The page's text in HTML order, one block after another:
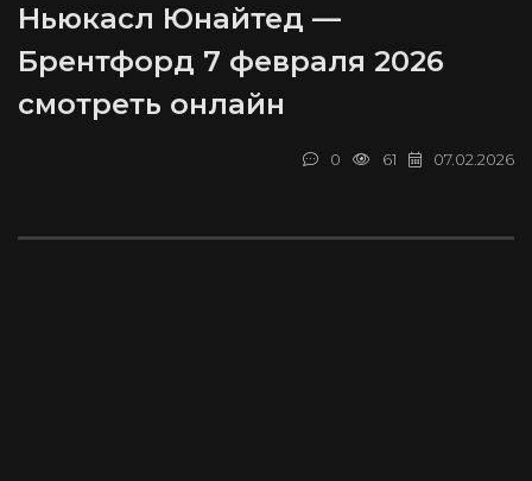
Ньюкасл Юнайтед —
Брентфорд 7 февраля 2026
смотреть онлайн
07.02.2026
61
0